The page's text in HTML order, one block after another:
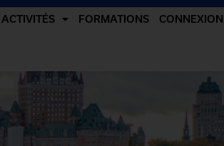
ACTIVITÉS FORMATIONS CONNEXION